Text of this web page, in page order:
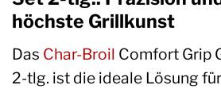
höchste Grillkunst
Das Char-Broil Comfort Grip
2-tlg. ist die ideale Lösung